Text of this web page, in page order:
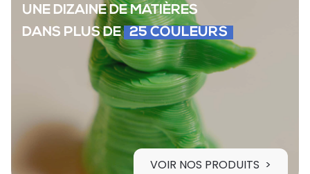
UNE DIZAINE DE MATIÈRES
DANS PLUS DE 25 COULEURS
VOIR NOS PRODUITS